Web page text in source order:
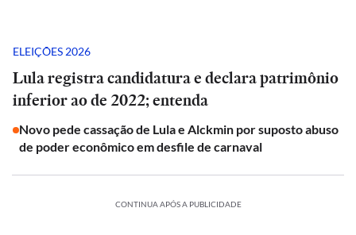
ELEIÇÕES 2026
Lula registra candidatura e declara patrimônio
inferior ao de 2022; entenda
Novo pede cassação de Lula e Alckmin por suposto abuso
de poder econômico em desfile de carnaval
CONTINUA APÓS A PUBLICIDADE